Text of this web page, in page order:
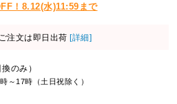
！8.12(水)11:59まで
注文は即日出荷 [詳細]
のみ）
～17時（土日祝除く）